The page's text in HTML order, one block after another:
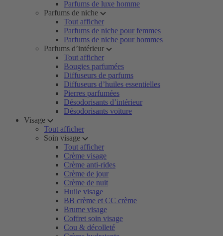
Parfums de luxe homme
Parfums de niche
Tout afficher
Parfums de niche pour femmes
Parfums de niche pour hommes
Parfums d’intérieur
Tout afficher
Bougies parfumées
Diffuseurs de parfums
Diffuseurs d’huiles essentielles
Pierres parfumées
Désodorisants d’intérieur
Désodorisants voiture
Visage
Tout afficher
Soin visage
Tout afficher
Crème visage
Crème anti-rides
Crème de jour
Crème de nuit
Huile visage
BB crème et CC crème
Brume visage
Coffret soin visage
Cou & décolleté